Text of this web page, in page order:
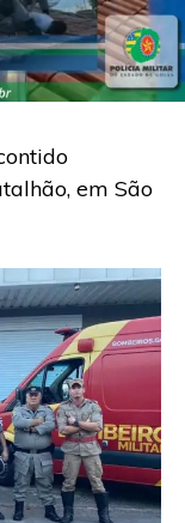
em São